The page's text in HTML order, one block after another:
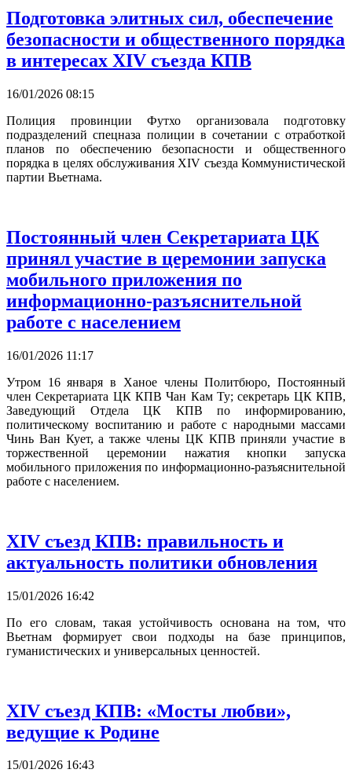
Подготовка элитных сил, обеспечение
безопасности и общественного порядка
в интересах XIV съезда КПВ
16/01/2026 08:15
Полиция провинции Футхо организовала подготовку
подразделений спецназа полиции в сочетании с отработкой
планов по обеспечению безопасности и общественного
порядка в целях обслуживания XIV съезда Коммунистической
партии Вьетнама.
Постоянный член Секретариата ЦК
принял участие в церемонии запуска
мобильного приложения по
информационно-разъяснительной
работе с населением
16/01/2026 11:17
Утром 16 января в Ханое члены Политбюро, Постоянный
член Секретариата ЦК КПВ Чан Кам Ту; секретарь ЦК КПВ,
Заведующий Отдела ЦК КПВ по информированию,
политическому воспитанию и работе с народными массами
Чинь Ван Кует, а также члены ЦК КПВ приняли участие в
торжественной церемонии нажатия кнопки запуска
мобильного приложения по информационно-разъяснительной
работе с населением.
XIV съезд КПВ: правильность и
актуальность политики обновления
15/01/2026 16:42
По его словам, такая устойчивость основана на том, что
Вьетнам формирует свои подходы на базе принципов,
гуманистических и универсальных ценностей.
XIV съезд КПВ: «Мосты любви»,
ведущие к Родине
15/01/2026 16:43